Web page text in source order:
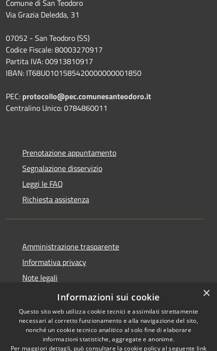
Comune di San Teodoro
Via Grazia Deledda, 31
07052 - San Teodoro (SS)
Codice Fiscale: 80003270917
Partita IVA: 00913810917
IBAN: IT68U0101585420000000001850
PEC: protocollo@pec.comunesanteodoro.it
Centralino Unico: 0784860011
Prenotazione appuntamento
Segnalazione disservizio
Leggi le FAQ
Richiesta assistenza
Amministrazione trasparente
Informativa privacy
Note legali
Dichiarazione di accessibilità
Copyright © 2026 • Comune di
×
Informazioni sui cookie
Questo sito web utilizza cookie tecnici e assimilati strettamente
necessari al corretto funzionamento e alla navigazione del sito,
nonché un cookie tecnico analitico al solo fine di elaborare
informazioni statistiche, aggregate e anonime.
Per maggiori dettagli, può consultare la cookie policy al seguente link